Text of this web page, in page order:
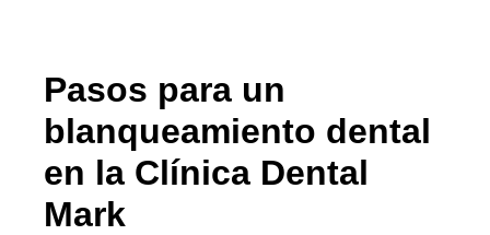
Pasos para un
blanqueamiento dental
en la Clínica Dental
Mark